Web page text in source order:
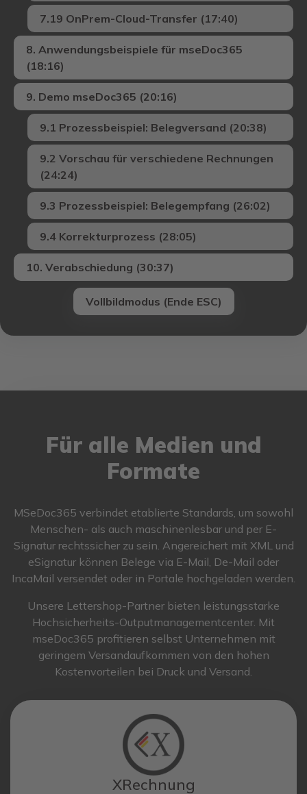
7.19 OnPrem-Cloud-Transfer (17:40)
8. Anwendungsbeispiele für mseDoc365
(18:16)
9. Demo mseDoc365 (20:16)
9.1 Prozessbeispiel: Belegversand (20:38)
9.2 Vorschau für verschiedene Rechnungen
(24:24)
9.3 Prozessbeispiel: Belegempfang (26:02)
9.4 Korrekturprozess (28:05)
10. Verabschiedung (30:37)
Vollbildmodus (Ende ESC)
Für alle Medien und
Formate
MSeDoc365 verbindet etablierte Standards, um sowohl
Menschen- als auch maschinenlesbar und per E-
Signatur rechtssicher zu sein. Angereichert mit XML und
eSignatur können Belege via E-Mail, De-Mail oder
IncaMail versendet oder in Portale hochgeladen werden.
Unsere Lettershop-Partner bieten leistungsstarke
Hochsicherheits-Outputmanagementcenter. Mit
mseDoc365 profitieren selbst Unternehmen mit
geringem Versandaufkommen von den hohen
Kostenvorteilen bei Druck und Versand.
XRechnung